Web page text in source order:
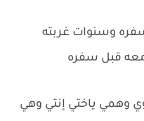
وسنوات غربته
قبل سفره
وهمي ياختي إنتي وهي